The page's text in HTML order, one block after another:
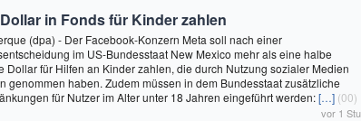
in Fonds für Kinder zahlen
(dpa) - Der Facebook-Konzern Meta soll nach einer
im US-Bundesstaat New Mexico mehr als eine halbe
Dollar für Hilfen an Kinder zahlen, die durch Nutzung sozialer Medien
genommen haben. Zudem müssen in dem Bundesstaat zusätzliche
für Nutzer im Alter unter 18 Jahren eingeführt werden:[…] (00)
vor 1